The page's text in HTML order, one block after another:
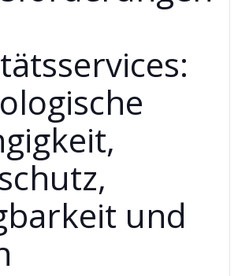
und